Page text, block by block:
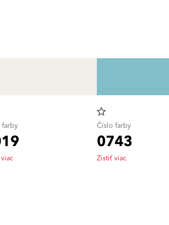
star_border
Číslo farby
0743
Zistiť viac